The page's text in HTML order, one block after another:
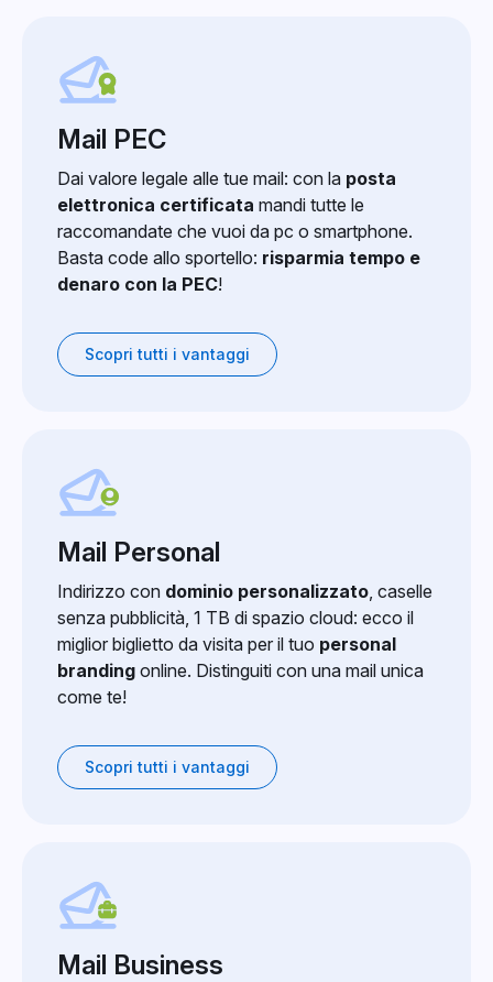
Mail PEC
Dai valore legale alle tue mail: con la posta
elettronica certificata mandi tutte le
raccomandate che vuoi da pc o smartphone.
Basta code allo sportello: risparmia tempo e
denaro con la PEC!
Scopri tutti i vantaggi
Mail Personal
Indirizzo con dominio personalizzato, caselle
senza pubblicità, 1 TB di spazio cloud: ecco il
miglior biglietto da visita per il tuo personal
branding online. Distinguiti con una mail unica
come te!
Scopri tutti i vantaggi
Mail Business